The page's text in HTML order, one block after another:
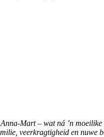
Mart – wat ná ’n
veerkragtigheid en nuwe